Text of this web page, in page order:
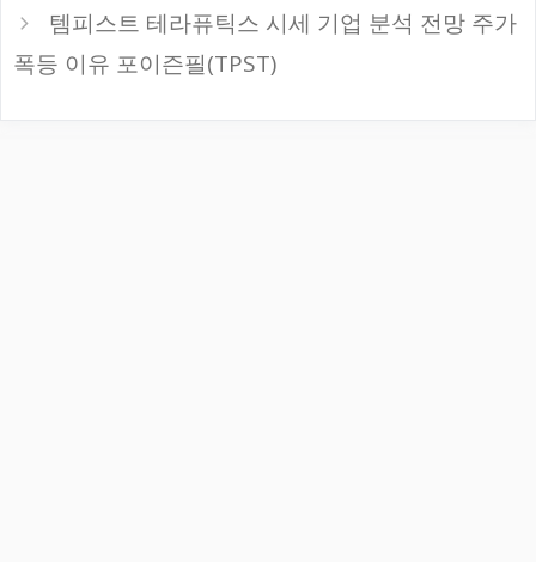
템피스트 테라퓨틱스 시세 기업 분석 전망 주가
폭등 이유 포이즌필(TPST)